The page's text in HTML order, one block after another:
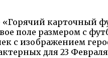
«Горячий карточный
поле размером с
с изображением
для 23